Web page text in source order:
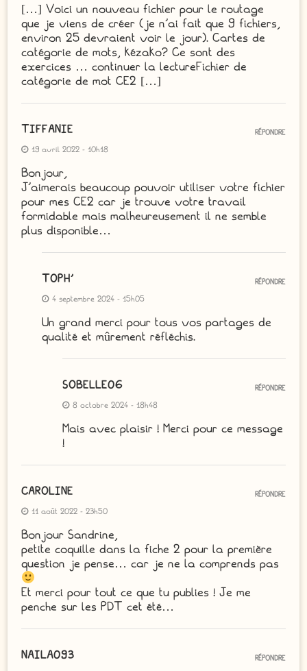
[…] Voici un nouveau fichier pour le routage
que je viens de créer (je n’ai fait que 9 fichiers,
environ 25 devraient voir le jour). Cartes de
catégorie de mots, kézako? Ce sont des
exercices … continuer la lectureFichier de
catégorie de mot CE2 […]
TIFFANIE
19 avril 2022 - 10h18
Bonjour,
J’aimerais beaucoup pouvoir utiliser votre fichier
pour mes CE2 car je trouve votre travail
formidable mais malheureusement il ne semble
plus disponible…
RÉPONDRE
TOPH’
4 septembre 2024 - 15h05
Un grand merci pour tous vos partages de
qualité et mûrement réfléchis.
RÉPONDRE
SOBELLE06
8 octobre 2024 - 18h48
Mais avec plaisir ! Merci pour ce message
!
RÉPONDRE
CAROLINE
11 août 2022 - 23h50
Bonjour Sandrine,
petite coquille dans la fiche 2 pour la première
question je pense… car je ne la comprends pas
Et merci pour tout ce que tu publies ! Je me
penche sur les PDT cet été…
RÉPONDRE
NAILA093 RÉPONDRE